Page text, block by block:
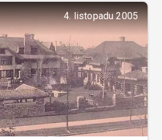
4. listopadu 2005